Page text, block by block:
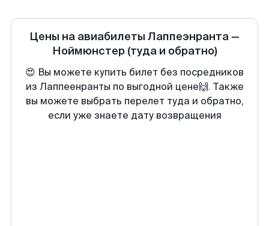
Цены на авиабилеты Лаппеэнранта —
Ноймюнстер (туда и обратно)
😍 Вы можете купить билет без посредников
из Лаппеенранты по выгодной цене🙌. Также
вы можете выбрать перелет туда и обратно,
если уже знаете дату возвращения